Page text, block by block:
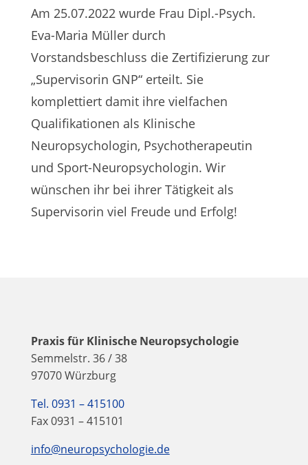
Am 25.07.2022 wurde Frau Dipl.-Psych.
Eva-Maria Müller durch
Vorstandsbeschluss die Zertifizierung zur
„Supervisorin GNP“ erteilt. Sie
komplettiert damit ihre vielfachen
Qualifikationen als Klinische
Neuropsychologin, Psychotherapeutin
und Sport-Neuropsychologin. Wir
wünschen ihr bei ihrer Tätigkeit als
Supervisorin viel Freude und Erfolg!
Praxis für Klinische Neuropsychologie
Semmelstr. 36 / 38
97070 Würzburg
Tel. 0931 – 415100
Fax 0931 – 415101
info@neuropsychologie.de